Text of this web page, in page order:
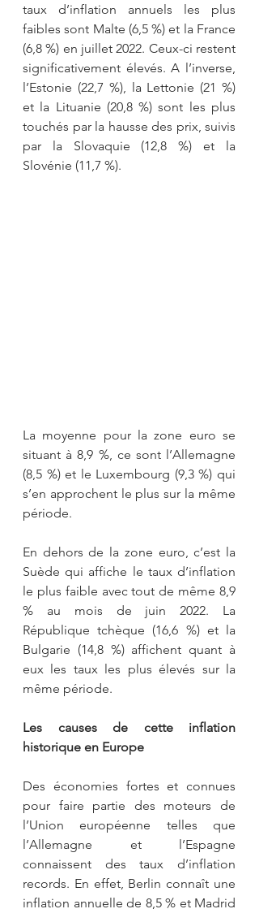
taux d’inflation annuels les plus
faibles sont Malte (6,5 %) et la France
(6,8 %) en juillet 2022. Ceux-ci restent
significativement élevés. A l’inverse,
l’Estonie (22,7 %), la Lettonie (21 %)
et la Lituanie (20,8 %) sont les plus
touchés par la hausse des prix, suivis
par la Slovaquie (12,8 %) et la
Slovénie (11,7 %).
La moyenne pour la zone euro se
situant à 8,9 %, ce sont l’Allemagne
(8,5 %) et le Luxembourg (9,3 %) qui
s’en approchent le plus sur la même
période.
En dehors de la zone euro, c’est la
Suède qui affiche le taux d’inflation
le plus faible avec tout de même 8,9
% au mois de juin 2022. La
République tchèque (16,6 %) et la
Bulgarie (14,8 %) affichent quant à
eux les taux les plus élevés sur la
même période.
Les causes de cette inflation
historique en Europe
Des économies fortes et connues
pour faire partie des moteurs de
l’Union européenne telles que
l’Allemagne et l’Espagne
connaissent des taux d’inflation
records. En effet, Berlin connaît une
inflation annuelle de 8,5 % et Madrid